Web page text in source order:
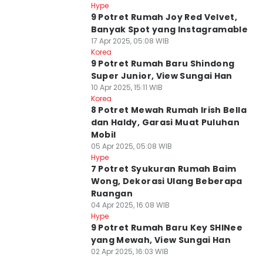
Hype
9 Potret Rumah Joy Red Velvet,
Banyak Spot yang Instagramable
17 Apr 2025, 05:08 WIB
Korea
9 Potret Rumah Baru Shindong
Super Junior, View Sungai Han
10 Apr 2025, 15:11 WIB
Korea
8 Potret Mewah Rumah Irish Bella
dan Haldy, Garasi Muat Puluhan
Mobil
05 Apr 2025, 05:08 WIB
Hype
7 Potret Syukuran Rumah Baim
Wong, Dekorasi Ulang Beberapa
Ruangan
04 Apr 2025, 16:08 WIB
Hype
9 Potret Rumah Baru Key SHINee
yang Mewah, View Sungai Han
02 Apr 2025, 16:03 WIB